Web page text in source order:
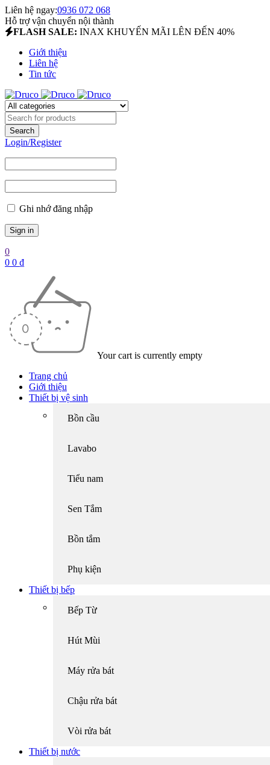
Liên hệ ngay:0936 072 068
Hỗ trợ vận chuyển nội thành
FLASH SALE: INAX KHUYẾN MÃI LÊN ĐẾN 40%
Giới thiệu
Liên hệ
Tin tức
Login/Register
Ghi nhớ đăng nhập
0
0 0 ₫
Your cart is currently empty
Trang chủ
Giới thiệu
Thiết bị vệ sinh
Bồn cầu
Lavabo
Tiểu nam
Sen Tắm
Bồn tắm
Phụ kiện
Thiết bị bếp
Bếp Từ
Hút Mùi
Máy rửa bát
Chậu rửa bát
Vòi rửa bát
Thiết bị nước